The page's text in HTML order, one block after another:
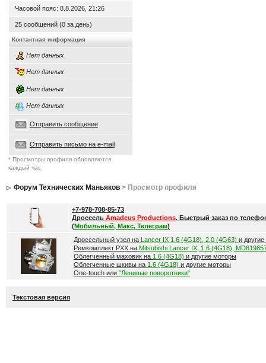
Часовой пояс: 8.8.2026, 21:26
25 сообщений (0 за день)
Контактная информация
Нет данных
Нет данных
Нет данных
Нет данных
Отправить сообщение
Отправить письмо на e-mail
* Просмотры профиля обновляются
каждый час
Форум Технических Маньяков> Просмотр профиля
+7-978-708-85-73
Дроссель Amadeus Productions. Быстрый заказ по
(Мобильный, Макс, Телеграм)
Дроссельный узел на Lancer IX 1.6 (4G18), 2.0 (4G63) и
Ремкомплект РХХ на Mitsubishi Lancer IX, 1.6 (4G18),
Облегченный маховик на 1.6 (4G18) и другие моторы
Облегченные шкивы на 1.6 (4G18) и другие моторы
One-touch или "Ленивые поворотники"
Текстовая версия